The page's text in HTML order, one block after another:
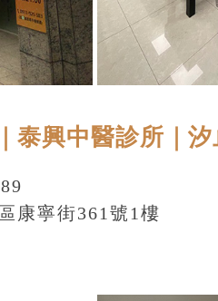
泰興中醫診所｜
康寧街361號1樓